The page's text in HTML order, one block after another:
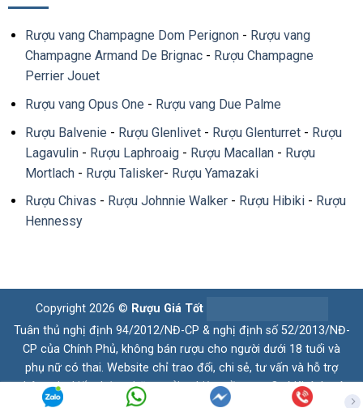
Rượu vang Champagne Dom Perignon- Rượu vang
Champagne Armand De Brignac- Rượu Champagne
Perrier Jouet
Rượu vang Opus One - Rượu vang Due Palme
Rượu Balvenie - Rượu Glenlivet- Rượu Glenturret- Rượu
Lagavulin- Rượu Laphroaig- Rượu Macallan- Rượu
Mortlach- Rượu Talisker- Rượu Yamazaki
Rượu Chivas - Rượu Johnnie Walker- Rượu Hibiki- Rượu
Hennessy
Copyright 2026 © Rượu Giá Tốt
Tuân thủ nghị định 94/2012/NĐ-CP & nghị định số 52/2013/NĐ-
CP của Chính Phủ, không bán rượu cho người dưới 18 tuổi và
phụ nữ có thai. Website chỉ trao đổi, chi sẻ, tư vấn và hỗ trợ
thông tin, kiến thức, những trải nghiệm về rượu. Quý Khách có
nhu cầu vui lòng liên hệ hotline. Xin chân thành cám ơn